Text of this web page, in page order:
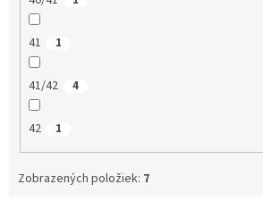
41 1
41/42 4
42 1
Zobrazených položiek: 7